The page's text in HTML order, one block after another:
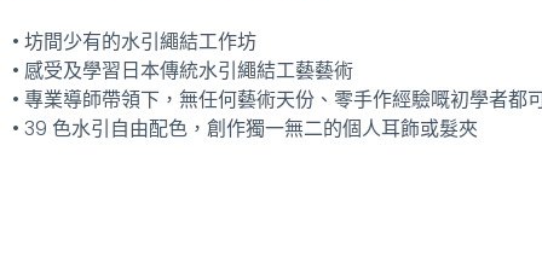
• 坊間少有的水引繩結工作坊
• 感受及學習日本傳統水引繩結工藝藝術
• 專業導師帶領下，無任何藝術天份、零手作經驗嘅初學者都
• 39 色水引自由配色，創作獨一無二的個人耳飾或髮夾